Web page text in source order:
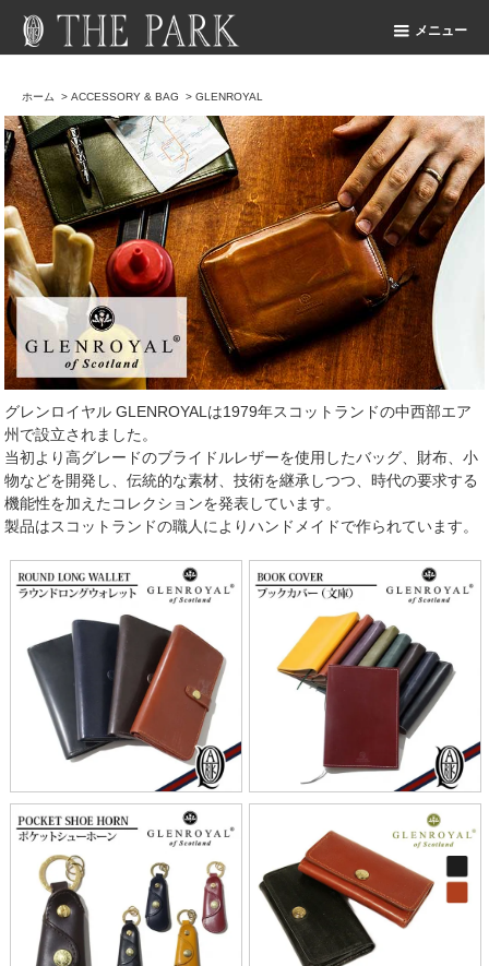
メニュー
ホーム > ACCESSORY & BAG > GLENROYAL
グレンロイヤル GLENROYALは1979年スコットランドの中西部エア
州で設立されました。
当初より高グレードのブライドルレザーを使用したバッグ、財布、小
物などを開発し、伝統的な素材、技術を継承しつつ、時代の要求する
機能性を加えたコレクションを発表しています。
製品はスコットランドの職人によりハンドメイドで作られています。